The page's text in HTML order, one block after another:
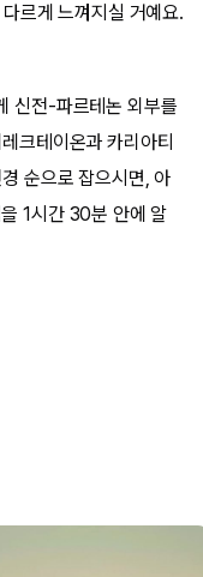
르게 느껴지실 거예요.
신전-파르테논 외부를
크테이온과 카리아티
순으로 잡으시면, 아
1시간 30분 안에 알